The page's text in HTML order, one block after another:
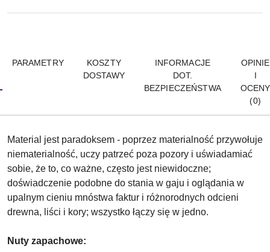
PARAMETRY
KOSZTY
DOSTAWY
INFORMACJE
DOT.
BEZPIECZEŃSTWA
OPINIE
I
OCENY
(0)
Material jest paradoksem - poprzez materialność przywołuje
niematerialność, uczy patrzeć poza pozory i uświadamiać
sobie, że to, co ważne, często jest niewidoczne;
doświadczenie podobne do stania w gaju i oglądania w
upalnym cieniu mnóstwa faktur i różnorodnych odcieni
drewna, liści i kory; wszystko łączy się w jedno.
Nuty zapachowe: